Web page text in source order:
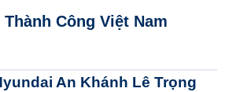
Công Việt Nam
An Khánh Lê Trọng